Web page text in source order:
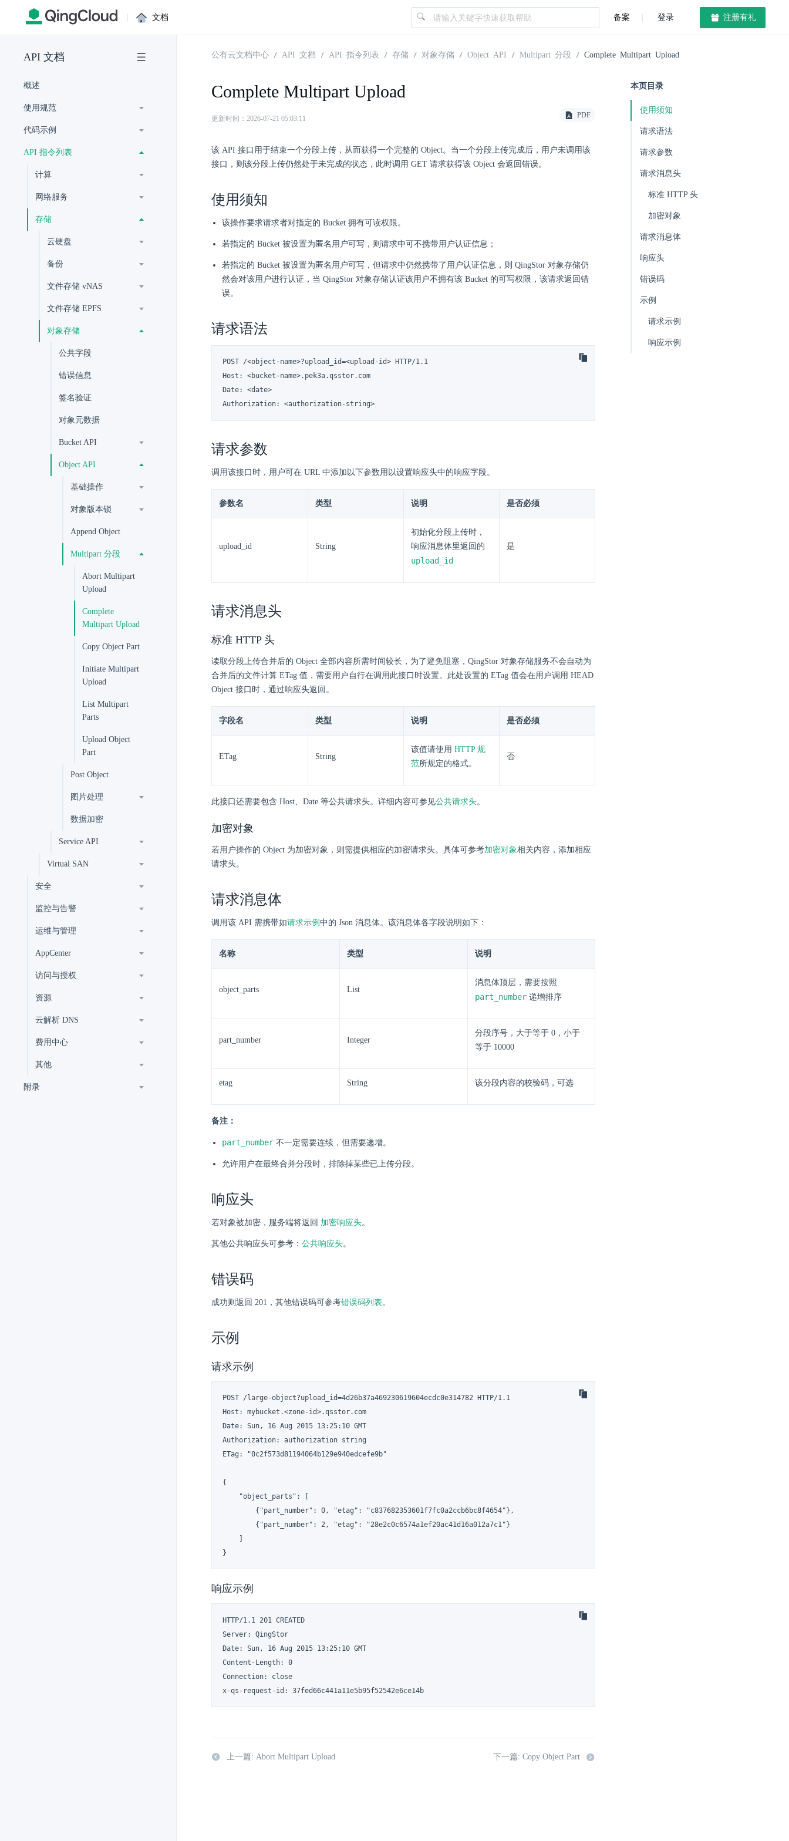
| 文档 备案 登录 注册有礼
API 文档
概述
使用规范
代码示例
API 指令列表
计算
网络服务
存储
云硬盘
备份
文件存储 vNAS
文件存储 EPFS
对象存储
公共字段
错误信息
签名验证
对象元数据
Bucket API
Object API
基础操作
对象版本锁
Append Object
Multipart 分段
Abort Multipart
Upload
Complete
Multipart Upload
Copy Object Part
Initiate Multipart
Upload
List Multipart
Parts
Upload Object
Part
Post Object
图片处理
数据加密
Service API
Virtual SAN
安全
监控与告警
运维与管理
AppCenter
访问与授权
资源
云解析 DNS
费用中心
其他
附录
公有云文档中心 API 文档 API 指令列表 存储 对象存储 Object API Multipart 分段 Complete Multipart Upload
Complete Multipart Upload
更新时间：2026-07-21 05:03:11 PDF
该 API 接口用于结束一个分段上传，从而获得一个完整的 Object。当一个分段上传完成后，用户未调用该
接口，则该分段上传仍然处于未完成的状态，此时调用 GET 请求获得该 Object 会返回错误。
使用须知
该操作要求请求者对指定的 Bucket 拥有可读权限。
若指定的 Bucket 被设置为匿名用户可写，则请求中可不携带用户认证信息；
若指定的 Bucket 被设置为匿名用户可写，但请求中仍然携带了用户认证信息，则 QingStor 对象存储仍
然会对该用户进行认证，当 QingStor 对象存储认证该用户不拥有该 Bucket 的可写权限，该请求返回错
误。
请求语法
POST /<object-name>?upload_id=<upload-id> HTTP/1.1
Host: <bucket-name>.pek3a.qsstor.com
Date: <date>
Authorization: <authorization-string>
请求参数
调用该接口时，用户可在 URL 中添加以下参数用以设置响应头中的响应字段。
参数名 类型 说明 是否必须
upload_id String
初始化分段上传时，
响应消息体里返回的
upload_id
是
请求消息头
标准 HTTP 头
读取分段上传合并后的 Object 全部内容所需时间较长，为了避免阻塞，QingStor 对象存储服务不会自动为
合并后的文件计算 ETag 值，需要用户自行在调用此接口时设置。此处设置的 ETag 值会在用户调用 HEAD
Object 接口时，通过响应头返回。
字段名 类型 说明 是否必须
ETag String
该值请使用 HTTP 规
范所规定的格式。
否
此接口还需要包含 Host、Date 等公共请求头。详细内容可参见公共请求头。
加密对象
若用户操作的 Object 为加密对象，则需提供相应的加密请求头。具体可参考加密对象相关内容，添加相应
请求头。
请求消息体
调用该 API 需携带如请求示例 中的 Json 消息体。该消息体各字段说明如下：
名称 类型 说明
object_parts List
消息体顶层，需要按照
part_number 递增排序
part_number Integer
分段序号，大于等于 0，小于
等于 10000
etag String 该分段内容的校验码，可选
备注：
part_number 不一定需要连续，但需要递增。
允许用户在最终合并分段时，排除掉某些已上传分段。
响应头
若对象被加密，服务端将返回 加密响应头。
其他公共响应头可参考： 公共响应头。
错误码
成功则返回 201，其他错误码可参考错误码列表 。
示例
请求示例
POST /large-object?upload_id=4d26b37a469230619604ecdc0e314782 HTTP/1.1
Host: mybucket.<zone-id>.qsstor.com
Date: Sun, 16 Aug 2015 13:25:10 GMT
Authorization: authorization string
ETag: "0c2f573d81194064b129e940edcefe9b"
{
    "object_parts": [
        {"part_number": 0, "etag": "c837682353601f7fc0a2ccb6bc8f4654"},
        {"part_number": 2, "etag": "28e2c0c6574a1ef20ac41d16a012a7c1"}
}
响应示例
HTTP/1.1 201 CREATED
Server: QingStor
Date: Sun, 16 Aug 2015 13:25:10 GMT
Content-Length: 0
Connection: close
x-qs-request-id: 37fed66c441a11e5b95f52542e6ce14b
上一篇: Abort Multipart Upload 下一篇: Copy Object Part
本页目录
使用须知
请求语法
请求参数
请求消息头
标准 HTTP 头
加密对象
请求消息体
响应头
错误码
示例
请求示例
响应示例